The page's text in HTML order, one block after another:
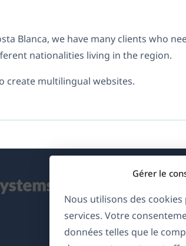
Gérer le
Nous utilisons des
services. Votre
données telles que le
Blanca, we have many clients who
nationalities living in the region.
create multilingual websites.
RGPD &